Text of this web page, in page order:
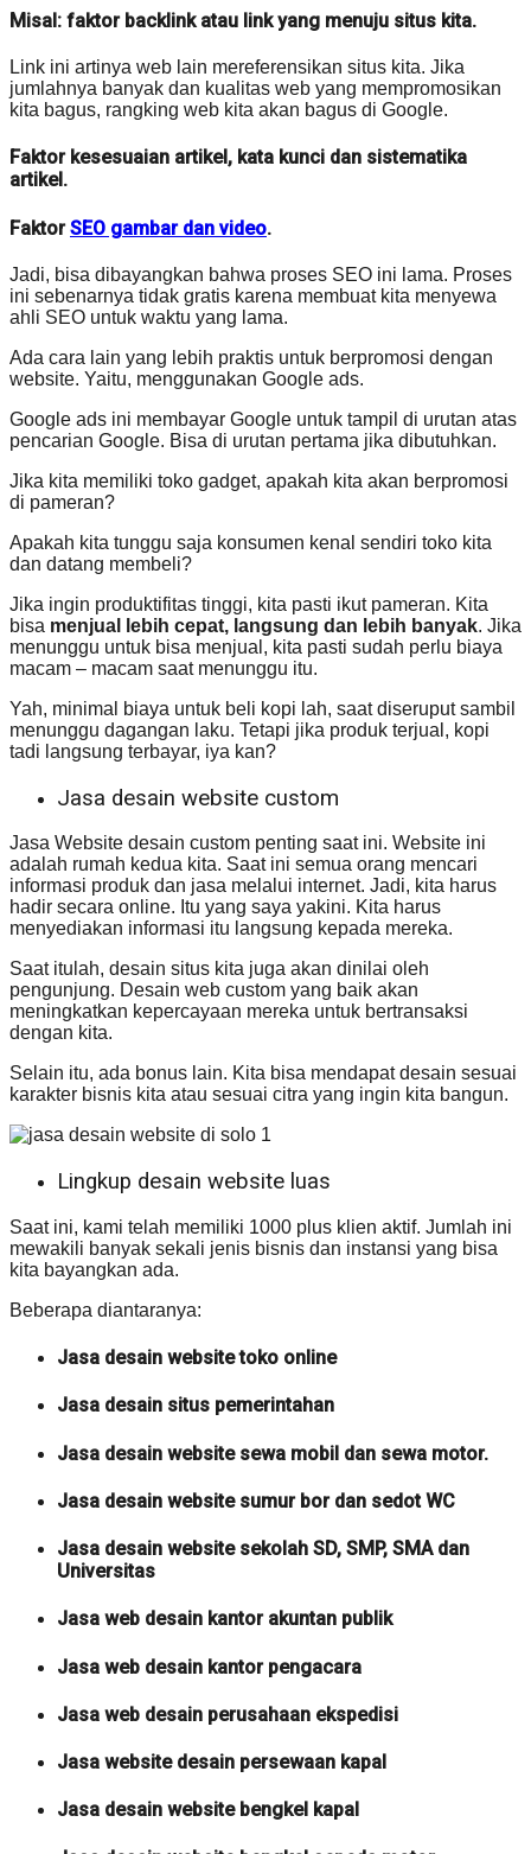
Misal: faktor backlink atau link yang menuju situs kita.
Link ini artinya web lain mereferensikan situs kita. Jika
jumlahnya banyak dan kualitas web yang mempromosikan
kita bagus, rangking web kita akan bagus di Google.
Faktor kesesuaian artikel, kata kunci dan sistematika
artikel.
FaktorSEO gambar dan video.
Jadi, bisa dibayangkan bahwa proses SEO ini lama. Proses
ini sebenarnya tidak gratis karena membuat kita menyewa
ahli SEO untuk waktu yang lama.
Ada cara lain yang lebih praktis untuk berpromosi dengan
website. Yaitu, menggunakan Google ads.
Google ads ini membayar Google untuk tampil di urutan atas
pencarian Google. Bisa di urutan pertama jika dibutuhkan.
Jika kita memiliki toko gadget, apakah kita akan berpromosi
di pameran?
Apakah kita tunggu saja konsumen kenal sendiri toko kita
dan datang membeli?
Jika ingin produktifitas tinggi, kita pasti ikut pameran. Kita
bisa menjual lebih cepat, langsung dan lebih banyak. Jika
menunggu untuk bisa menjual, kita pasti sudah perlu biaya
macam – macam saat menunggu itu.
Yah, minimal biaya untuk beli kopi lah, saat diseruput sambil
menunggu dagangan laku. Tetapi jika produk terjual, kopi
tadi langsung terbayar, iya kan?
Jasa desain website custom
Jasa Website desain custom penting saat ini. Website ini
adalah rumah kedua kita. Saat ini semua orang mencari
informasi produk dan jasa melalui internet. Jadi, kita harus
hadir secara online. Itu yang saya yakini. Kita harus
menyediakan informasi itu langsung kepada mereka.
Saat itulah, desain situs kita juga akan dinilai oleh
pengunjung. Desain web custom yang baik akan
meningkatkan kepercayaan mereka untuk bertransaksi
dengan kita.
Selain itu, ada bonus lain. Kita bisa mendapat desain sesuai
karakter bisnis kita atau sesuai citra yang ingin kita bangun.
Lingkup desain website luas
Saat ini, kami telah memiliki 1000 plus klien aktif. Jumlah ini
mewakili banyak sekali jenis bisnis dan instansi yang bisa
kita bayangkan ada.
Beberapa diantaranya:
Jasa desain website toko online
Jasa desain situs pemerintahan
Jasa desain website sewa mobil dan sewa motor.
Jasa desain website sumur bor dan sedot WC
Jasa desain website sekolah SD, SMP, SMA dan
Universitas
Jasa web desain kantor akuntan publik
Jasa web desain kantor pengacara
Jasa web desain perusahaan ekspedisi
Jasa website desain persewaan kapal
Jasa desain website bengkel kapal